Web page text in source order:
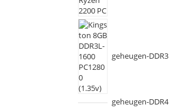
geheugen-DDR3
geheugen-DDR4